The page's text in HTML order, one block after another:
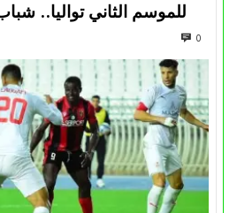
للموسم الثاني تواليا..
0